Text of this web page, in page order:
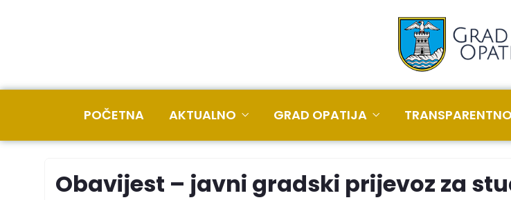
POČETNA AKTUALNO GRAD OPATIJA
Obavijest – javni gradski prijevoz za